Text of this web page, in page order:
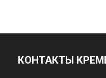
КОНТАКТЫ